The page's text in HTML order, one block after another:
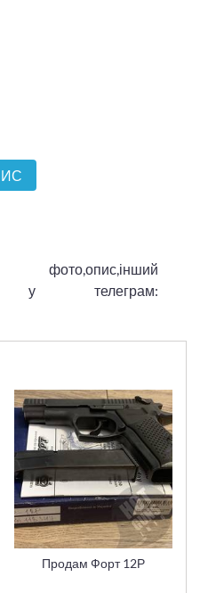
фото,опис,інший
у телеграм:
Продам Форт 12Р